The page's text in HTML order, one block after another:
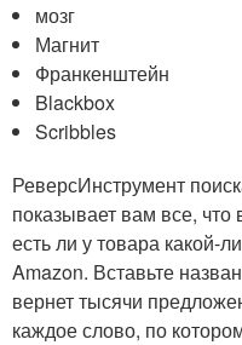
мозг
Магнит
Франкенштейн
Blackbox
Scribbles
РеверсИнструмент
показывает вам все,
есть ли у товара какой-
Amazon. Вставьте
вернет тысячи
каждое слово, по